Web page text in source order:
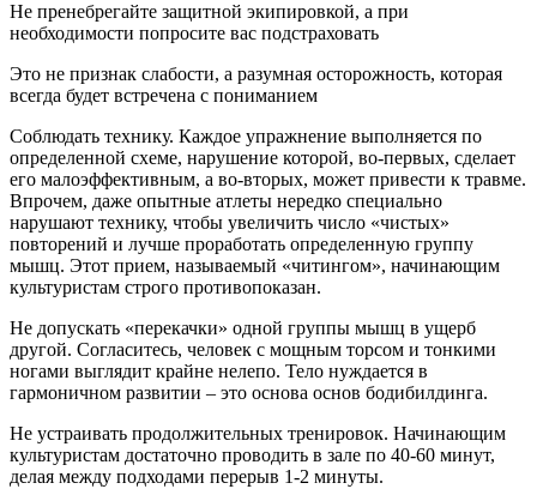
Не пренебрегайте защитной экипировкой, а при
необходимости попросите вас подстраховать
Это не признак слабости, а разумная осторожность, которая
всегда будет встречена с пониманием
Соблюдать технику. Каждое упражнение выполняется по
определенной схеме, нарушение которой, во-первых, сделает
его малоэффективным, а во-вторых, может привести к травме.
Впрочем, даже опытные атлеты нередко специально
нарушают технику, чтобы увеличить число «чистых»
повторений и лучше проработать определенную группу
мышц. Этот прием, называемый «читингом», начинающим
культуристам строго противопоказан.
Не допускать «перекачки» одной группы мышц в ущерб
другой. Согласитесь, человек с мощным торсом и тонкими
ногами выглядит крайне нелепо. Тело нуждается в
гармоничном развитии – это основа основ бодибилдинга.
Не устраивать продолжительных тренировок. Начинающим
культуристам достаточно проводить в зале по 40-60 минут,
делая между подходами перерыв 1-2 минуты.